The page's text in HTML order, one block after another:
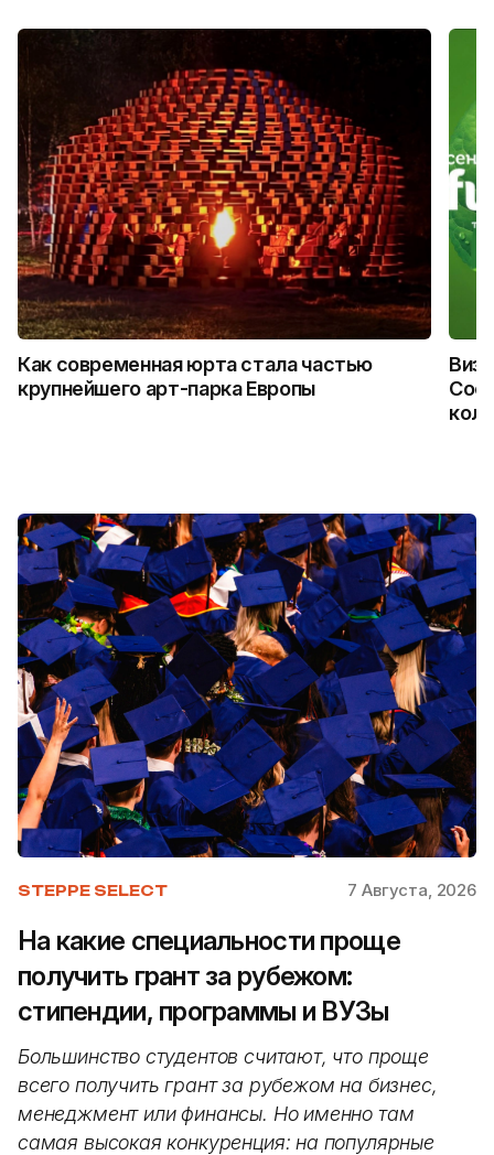
Как современная юрта стала частью
крупнейшего арт-парка Европы
STEPPE SELECT 7 Августа, 2026
На какие специальности проще
получить грант за рубежом:
стипендии, программы и ВУЗы
Большинство студентов считают, что проще
всего получить грант за рубежом на бизнес,
менеджмент или финансы. Но именно там
самая высокая конкуренция: на популярные